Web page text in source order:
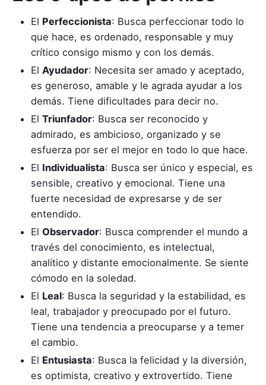
El Perfeccionista: Busca perfeccionar todo lo
que hace, es ordenado, responsable y muy
crítico consigo mismo y con los demás.
El Ayudador: Necesita ser amado y aceptado,
es generoso, amable y le agrada ayudar a los
demás. Tiene dificultades para decir no.
El Triunfador: Busca ser reconocido y
admirado, es ambicioso, organizado y se
esfuerza por ser el mejor en todo lo que hace.
El Individualista: Busca ser único y especial, es
sensible, creativo y emocional. Tiene una
fuerte necesidad de expresarse y de ser
entendido.
El Observador: Busca comprender el mundo a
través del conocimiento, es intelectual,
analítico y distante emocionalmente. Se siente
cómodo en la soledad.
El Leal: Busca la seguridad y la estabilidad, es
leal, trabajador y preocupado por el futuro.
Tiene una tendencia a preocuparse y a temer
el cambio.
El Entusiasta: Busca la felicidad y la diversión,
es optimista, creativo y extrovertido. Tiene